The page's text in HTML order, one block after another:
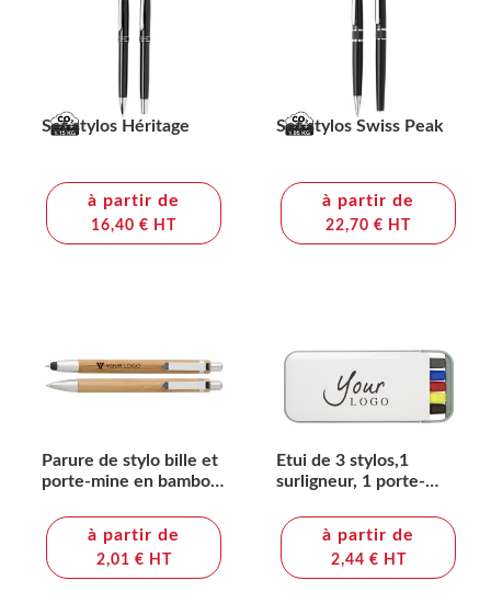
Set stylos Héritage
à partir de
16,40 € HT
Set stylos Swiss Peak
à partir de
22,70 € HT
Parure de stylo bille et
porte-mine en bambou
à partir de
2,01 € HT
Etui de 3 stylos,1
surligneur, 1 porte-
à partir de
2,44 € HT